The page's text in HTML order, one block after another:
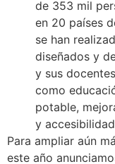
de 353 mil
en 20 países
se han
diseñados y
y sus
como
potable,
y
Para ampliar aún
este año